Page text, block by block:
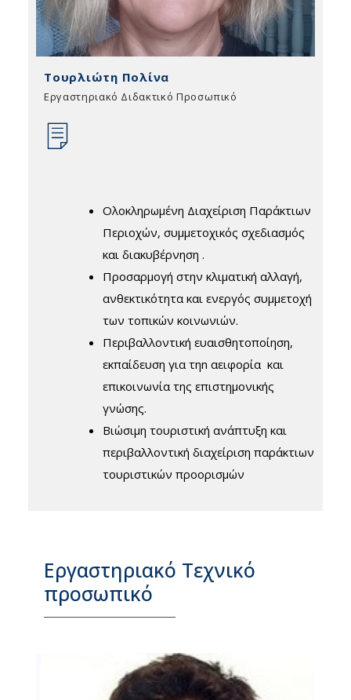
Τουρλιώτη Πολίνα
Εργαστηριακό Διδακτικό Προσωπικό
Ολοκληρωμένη Διαχείριση Παράκτιων
Περιοχών, συμμετοχικός σχεδιασμός
και διακυβέρνηση .
Προσαρμογή στην κλιματική αλλαγή,
ανθεκτικότητα και ενεργός συμμετοχή
των τοπικών κοινωνιών.
Περιβαλλοντική ευαισθητοποίηση,
εκπαίδευση για τηn αειφορία και
επικοινωνία της επιστημονικής
γνώσης.
Βιώσιμη τουριστική ανάπτυξη και
περιβαλλοντική διαχείριση παράκτιων
τουριστικών προορισμών
Εργαστηριακό Τεχνικό
προσωπικό